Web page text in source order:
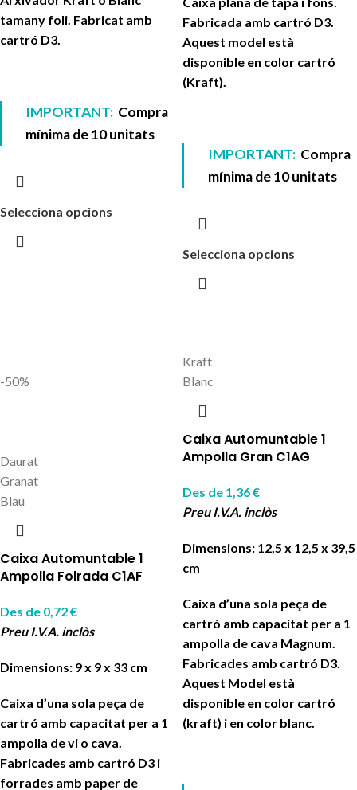
tamany foli. Fabricat amb
cartró D3.
IMPORTANT: Compra
mínima de 10 unitats
Selecciona opcions
Fabricada amb cartró D3.
Aquest model està
disponible en color cartró
(Kraft).
IMPORTANT: Compra
mínima de 10 unitats
Selecciona opcions
-50%
Daurat
Granat
Blau
Caixa Automuntable 1
Ampolla Folrada C1AF
Des de 0,72€
Preu I.V.A. inclòs
Dimensions: 9 x 9 x 33 cm
Caixa d’una sola peça de
cartró amb capacitat per a 1
ampolla de vi o cava.
Fabricades amb cartró D3 i
forrades amb paper de
Kraft
Blanc
Caixa Automuntable 1
Ampolla Gran C1AG
Des de 1,36€
Preu I.V.A. inclòs
Dimensions: 12,5 x 12,5 x 39,5
cm
Caixa d’una sola peça de
cartró amb capacitat per a 1
ampolla de cava Magnum.
Fabricades amb cartró D3.
Aquest Model està
disponible en color cartró
(kraft) i en color blanc.